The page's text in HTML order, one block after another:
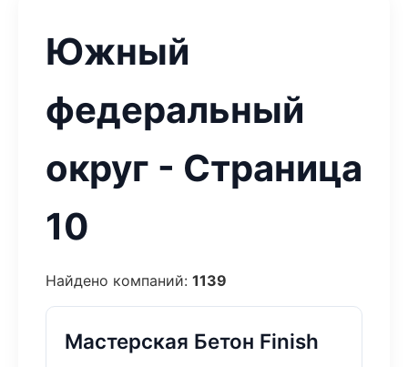
Южный
федеральный
округ - Страница
10
Найдено компаний: 1139
Мастерская Бетон Finish